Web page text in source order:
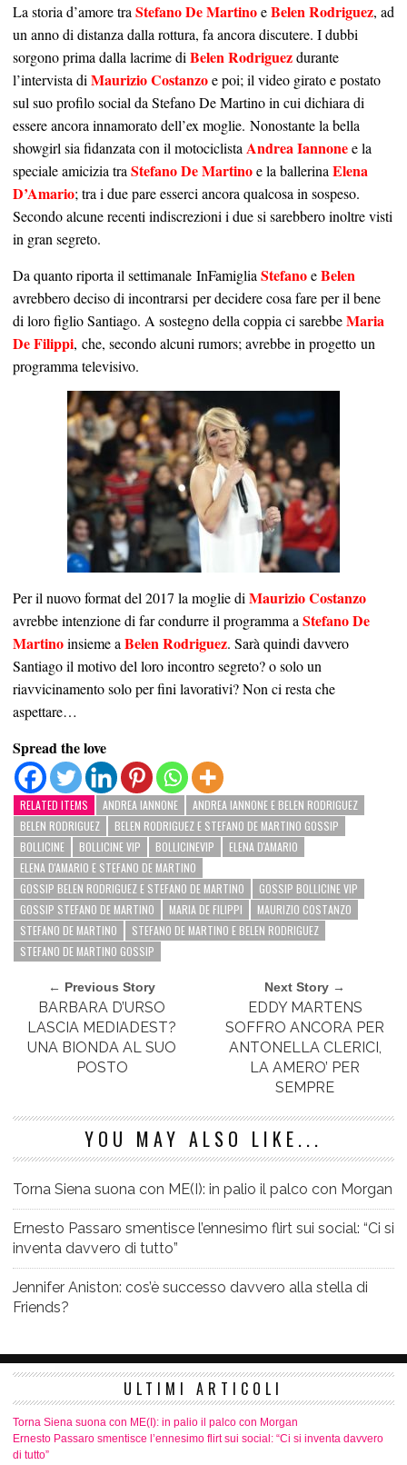
La storia d’amore traStefano De MartinoeBelen Rodriguez, ad
un anno di distanza dalla rottura, fa ancora discutere. I dubbi
sorgono prima dalla lacrime diBelen Rodriguezdurante
l’intervista diMaurizio Costanzoe poi; il video girato e postato
sul suo profilo social da Stefano De Martino in cui dichiara di
essere ancora innamorato dell’ex moglie. Nonostante la bella
showgirl sia fidanzata con il motociclistaAndrea Iannonee la
speciale amicizia traStefano De Martinoe la ballerinaElena
D’Amario; tra i due pare esserci ancora qualcosa in sospeso.
Secondo alcune recenti indiscrezioni i due si sarebbero inoltre visti
in gran segreto.
Da quanto riporta il settimanale InFamigliaStefanoeBelen
avrebbero deciso di incontrarsi per decidere cosa fare per il bene
di loro figlio Santiago. A sostegno della coppia ci sarebbeMaria
De Filippi, che, secondo alcuni rumors; avrebbe in progetto un
programma televisivo.
Per il nuovo format del 2017 la moglie diMaurizio Costanzo
avrebbe intenzione di far condurre il programma aStefano De
Martinoinsieme aBelen Rodriguez. Sarà quindi davvero
Santiago il motivo del loro incontro segreto? o solo un
riavvicinamento solo per fini lavorativi? Non ci resta che
aspettare…
Spread the love
RELATED ITEMS ANDREA IANNONE
ANDREA IANNONE E BELEN RODRIGUEZ
BELEN RODRIGUEZ
BELEN RODRIGUEZ E STEFANO DE MARTINO GOSSIP
BOLLICINE
BOLLICINE VIP BOLLICINEVIP
ELENA D'AMARIO
ELENA D'AMARIO E STEFANO DE MARTINO
GOSSIP BELEN RODRIGUEZ E STEFANO DE MARTINO
GOSSIP BOLLICINE VIP
GOSSIP STEFANO DE MARTINO
MARIA DE FILIPPI
MAURIZIO COSTANZO
STEFANO DE MARTINO
STEFANO DE MARTINO E BELEN RODRIGUEZ
STEFANO DE MARTINO GOSSIP
← Previous Story
BARBARA D’URSO
LASCIA MEDIADEST?
UNA BIONDA AL SUO
POSTO
Next Story →
EDDY MARTENS
SOFFRO ANCORA PER
ANTONELLA CLERICI,
LA AMERO’ PER
SEMPRE
YOU MAY ALSO LIKE...
Torna Siena suona con ME(I): in palio il palco con Morgan
Ernesto Passaro smentisce l’ennesimo flirt sui social: “Ci si
inventa davvero di tutto”
Jennifer Aniston: cos’è successo davvero alla stella di
Friends?
ULTIMI ARTICOLI
Torna Siena suona con ME(I): in palio il palco con Morgan
Ernesto Passaro smentisce l’ennesimo flirt sui social: “Ci si inventa davvero
di tutto”